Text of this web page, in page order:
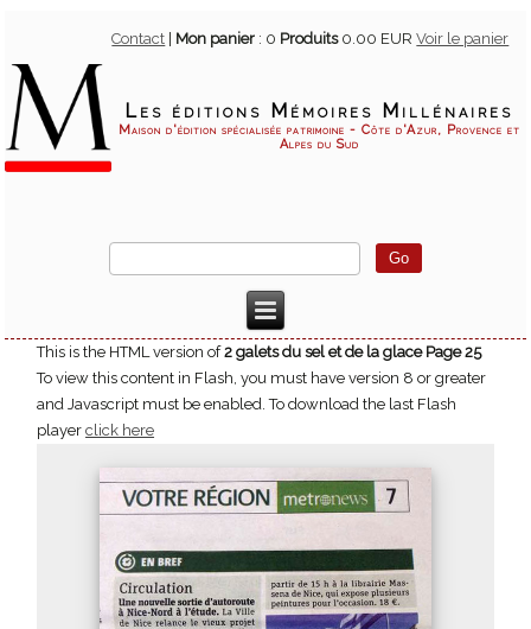
Contact Mon panier : 0 Produits 0.00 EURVoir le panier
Les éditions Mémoires Millénaires
Maison d'édition spécialisée patrimoine - Côte d'Azur, Provence et
Alpes du Sud
This is the HTML version of2 galets du sel et de la glace Page 25
To view this content in Flash, you must have version 8 or greater
and Javascript must be enabled. To download the last Flash
playerclick here